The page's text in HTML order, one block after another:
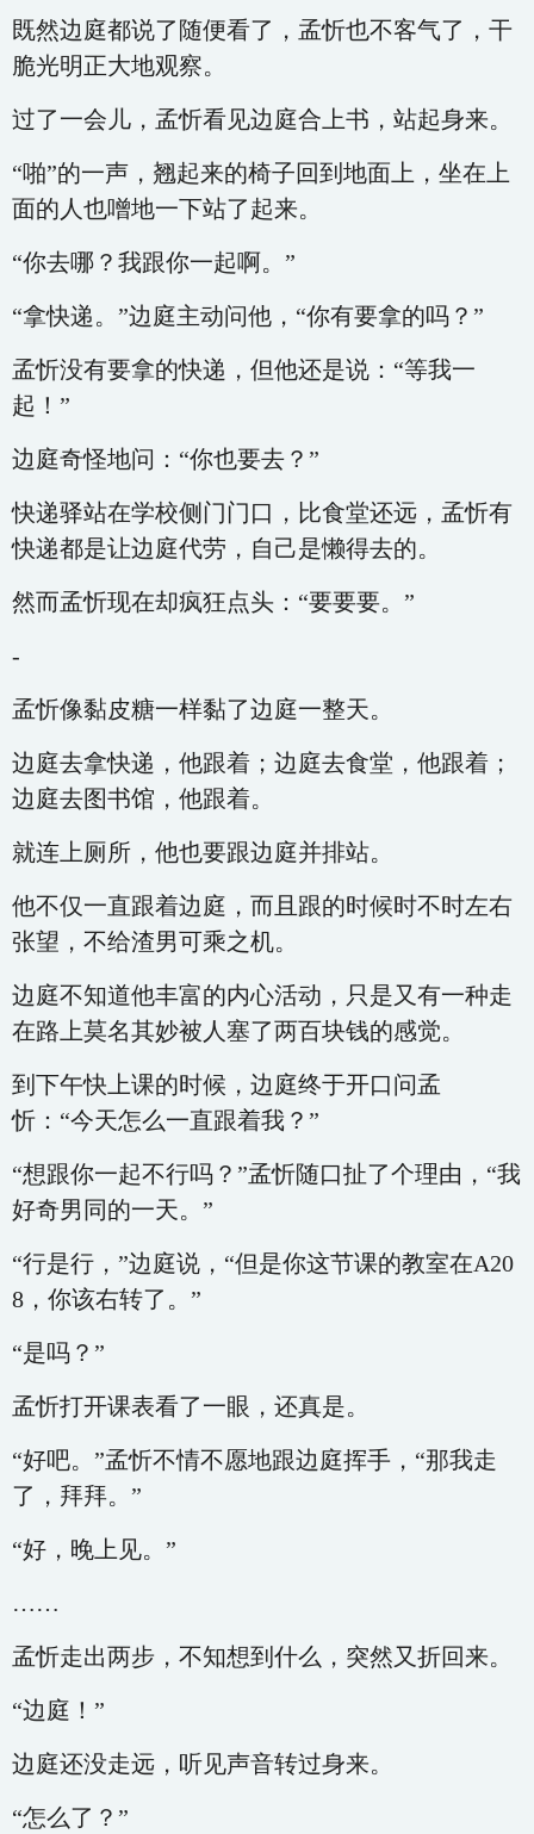
既然边庭都说了随便看了，孟忻也不客气了，干
脆光明正大地观察。
过了一会儿，孟忻看见边庭合上书，站起身来。
“啪”的一声，翘起来的椅子回到地面上，坐在上
面的人也噌地一下站了起来。
“你去哪？我跟你一起啊。”
“拿快递。”边庭主动问他，“你有要拿的吗？”
孟忻没有要拿的快递，但他还是说：“等我一
起！”
边庭奇怪地问：“你也要去？”
快递驿站在学校侧门门口，比食堂还远，孟忻有
快递都是让边庭代劳，自己是懒得去的。
然而孟忻现在却疯狂点头：“要要要。”
-
孟忻像黏皮糖一样黏了边庭一整天。
边庭去拿快递，他跟着；边庭去食堂，他跟着；
边庭去图书馆，他跟着。
就连上厕所，他也要跟边庭并排站。
他不仅一直跟着边庭，而且跟的时候时不时左右
张望，不给渣男可乘之机。
边庭不知道他丰富的内心活动，只是又有一种走
在路上莫名其妙被人塞了两百块钱的感觉。
到下午快上课的时候，边庭终于开口问孟
忻：“今天怎么一直跟着我？”
“想跟你一起不行吗？”孟忻随口扯了个理由，“我
好奇男同的一天。”
“行是行，”边庭说，“但是你这节课的教室在A20
8，你该右转了。”
“是吗？”
孟忻打开课表看了一眼，还真是。
“好吧。”孟忻不情不愿地跟边庭挥手，“那我走
了，拜拜。”
“好，晚上见。”
……
孟忻走出两步，不知想到什么，突然又折回来。
“边庭！”
边庭还没走远，听见声音转过身来。
“怎么了？”